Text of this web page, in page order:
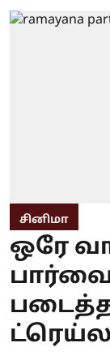
சினிமா
ஒரே